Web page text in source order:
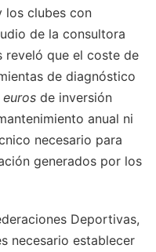
los clubes con
de la consultora
que el coste de
de diagnóstico
de inversión
anual ni
necesario para
generados por los
Deportivas,
necesario establecer